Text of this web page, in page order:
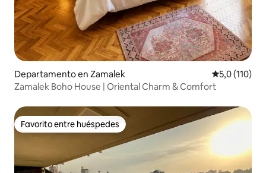
Departamento en Zamalek Calificación
5,0 (110)
Zamalek Boho House | Oriental Charm & Comfort
Favorito entre huéspedes
Favorito entre huéspedes